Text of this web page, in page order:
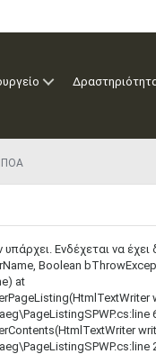
Ενδέχεται να
Boolean
at